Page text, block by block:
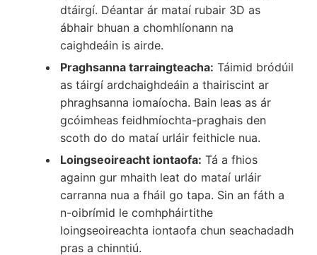
dtáirgí. Déantar ár mataí rubair 3D as
ábhair bhuan a chomhlíonann na
caighdeáin is airde.
Praghsanna tarraingteacha: Táimid bródúil
as táirgí ardchaighdeáin a thairiscint ar
phraghsanna iomaíocha. Bain leas as ár
gcóimheas feidhmíochta-praghais den
scoth do do mataí urláir feithicle nua.
Loingseoireacht iontaofa: Tá a fhios
againn gur mhaith leat do mataí urláir
carranna nua a fháil go tapa. Sin an fáth a
n-oibrímid le comhpháirtithe
loingseoireachta iontaofa chun seachadadh
pras a chinntiú.